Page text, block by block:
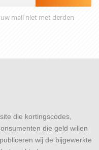
mail niet met derden
die kortingscodes,
die geld willen
wij de bijgewerkte